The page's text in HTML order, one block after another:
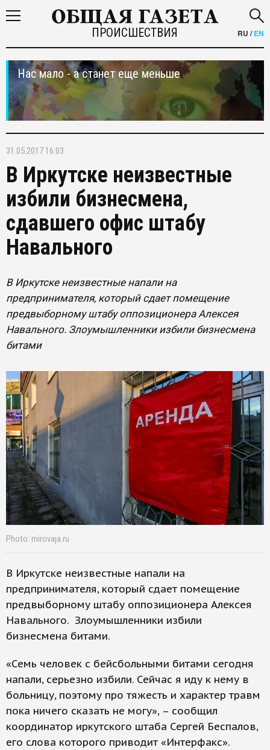
ПРОИСШЕСТВИЯ RU /EN
Нас мало - а станет еще меньше
31.05.2017 16:03
В Иркутске неизвестные
избили бизнесмена,
сдавшего офис штабу
Навального
В Иркутске неизвестные напали на
предпринимателя, который сдает помещение
предвыборному штабу оппозиционера Алексея
Навального. Злоумышленники избили бизнесмена
битами
Photo: mirovaja.ru
В Иркутске неизвестные напали на
предпринимателя, который сдает помещение
предвыборному штабу оппозиционера Алексея
Навального. Злоумышленники избили
бизнесмена битами.
«Семь человек с бейсбольными битами сегодня
напали, серьезно избили. Сейчас я иду к нему в
больницу, поэтому про тяжесть и характер травм
пока ничего сказать не могу», – сообщил
координатор иркутского штаба Сергей Беспалов,
его слова которого приводит «Интерфакс».